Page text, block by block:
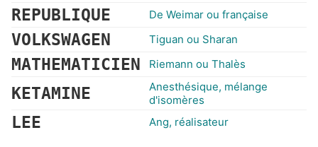
REPUBLIQUE De Weimar ou française
VOLKSWAGEN Tiguan ou Sharan
MATHEMATICIEN Riemann ou Thalès
KETAMINE
Anesthésique, mélange
d'isomères
LEE Ang, réalisateur